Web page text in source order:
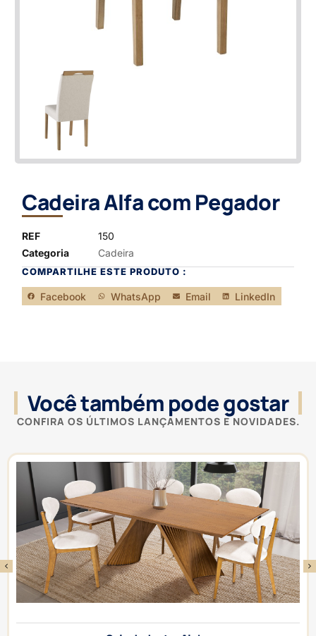
Cadeira Alfa com Pegador
REF
150
Categoria
Cadeira
COMPARTILHE ESTE PRODUTO :
Facebook WhatsApp Email LinkedIn
Você também pode gostar
CONFIRA OS ÚLTIMOS LANÇAMENTOS E NOVIDADES.